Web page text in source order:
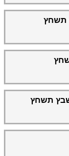
תשחץ
תשחץ